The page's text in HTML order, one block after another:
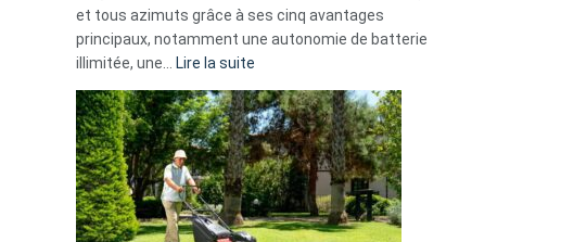
Facebook,
Telegram
GitHub
et tous azimuts grâce à ses cinq avantages
principaux, notamment une autonomie de batterie
illimitée, une…
Lire la suite
choisir
une
caméra
de
surveillance
?